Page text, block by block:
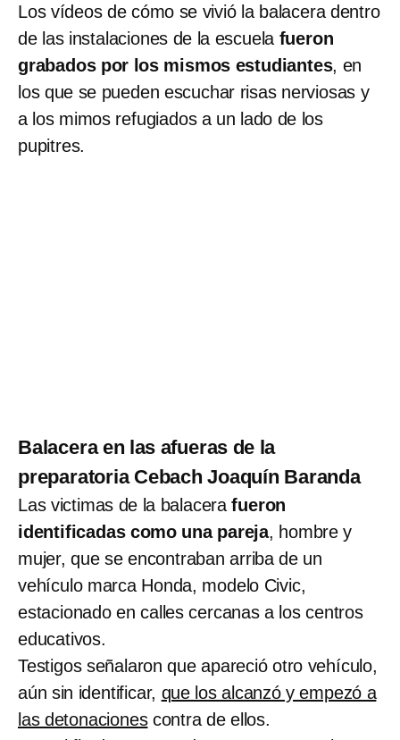
Los vídeos de cómo se vivió la balacera dentro
de las instalaciones de la escuela fueron
grabados por los mismos estudiantes, en
los que se pueden escuchar risas nerviosas y
a los mimos refugiados a un lado de los
pupitres.
Balacera en las afueras de la
preparatoria Cebach Joaquín Baranda
Las victimas de la balacerafueron
identificadas como una pareja, hombre y
mujer, que se encontraban arriba de un
vehículo marca Honda, modelo Civic,
estacionado en calles cercanas a los centros
educativos.
Testigos señalaron que apareció otro vehículo,
aún sin identificar, que los alcanzó y empezó a
las detonacionescontra de ellos.